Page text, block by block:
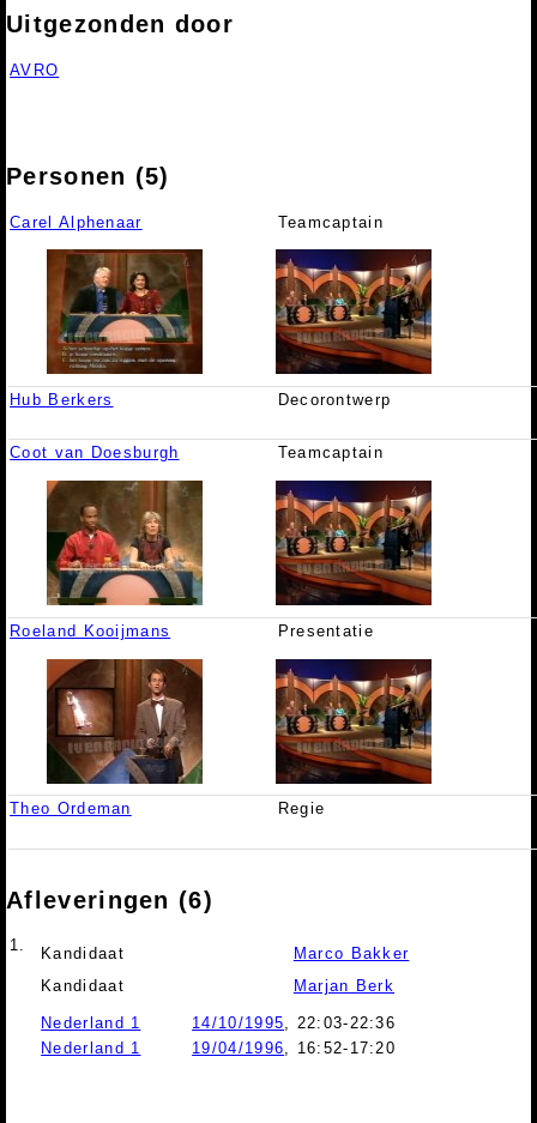
Uitgezonden door
AVRO
Personen (5)
Carel Alphenaar Teamcaptain
Hub Berkers Decorontwerp
Coot van Doesburgh Teamcaptain
Roeland Kooijmans Presentatie
Theo Ordeman Regie
Afleveringen (6)
1. Kandidaat
Marco Bakker
Kandidaat
Marjan Berk
Nederland 1 14/10/1995, 22:03-22:36
Nederland 1
19/04/1996, 16:52-17:20